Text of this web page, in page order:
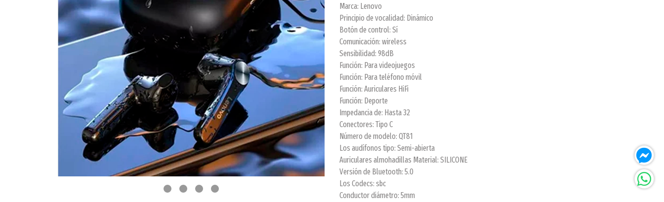
Marca: Lenovo
Principio de vocalidad: Dinámico
Botón de control: Sí
Comunicación: wireless
Sensibilidad: 98dB
Función: Para videojuegos
Función: Para teléfono móvil
Función: Auriculares HiFi
Función: Deporte
Impedancia de: Hasta 32
Conectores: Tipo C
Número de modelo: QT81
Los audífonos tipo: Semi-abierta
Auriculares almohadillas Material: SILICONE
Versión de Bluetooth: 5.0
Los Codecs: sbc
Conductor diámetro: 5mm